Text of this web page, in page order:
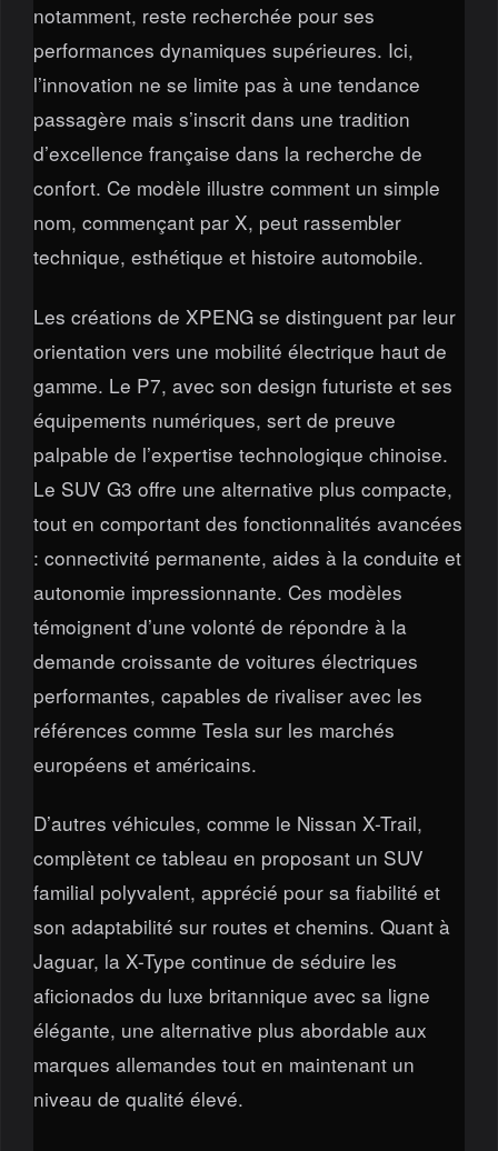
notamment, reste recherchée pour ses
performances dynamiques supérieures. Ici,
l’innovation ne se limite pas à une tendance
passagère mais s’inscrit dans une tradition
d’excellence française dans la recherche de
confort. Ce modèle illustre comment un simple
nom, commençant par X, peut rassembler
technique, esthétique et histoire automobile.
Les créations de XPENG se distinguent par leur
orientation vers une mobilité électrique haut de
gamme. Le P7, avec son design futuriste et ses
équipements numériques, sert de preuve
palpable de l’expertise technologique chinoise.
Le SUV G3 offre une alternative plus compacte,
tout en comportant des fonctionnalités avancées
: connectivité permanente, aides à la conduite et
autonomie impressionnante. Ces modèles
témoignent d’une volonté de répondre à la
demande croissante de voitures électriques
performantes, capables de rivaliser avec les
références comme Tesla sur les marchés
européens et américains.
D’autres véhicules, comme le Nissan X-Trail,
complètent ce tableau en proposant un SUV
familial polyvalent, apprécié pour sa fiabilité et
son adaptabilité sur routes et chemins. Quant à
Jaguar, la X-Type continue de séduire les
aficionados du luxe britannique avec sa ligne
élégante, une alternative plus abordable aux
marques allemandes tout en maintenant un
niveau de qualité élevé.